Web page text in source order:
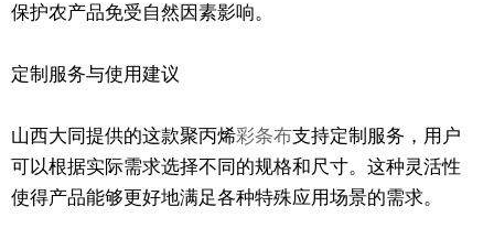
保护农产品免受自然因素影响。
定制服务与使用建议
山西大同提供的这款聚丙烯彩条布支持定制服务，用户
可以根据实际需求选择不同的规格和尺寸。这种灵活性
使得产品能够更好地满足各种特殊应用场景的需求。